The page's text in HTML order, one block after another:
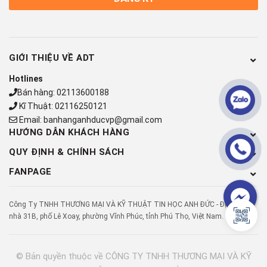
GIỚI THIỆU VỀ ADT
Hotlines
Bán hàng: 02113600188
Kĩ Thuật: 02116250121
Email: banhanganhducvp@gmail.com
HƯỚNG DẪN KHÁCH HÀNG
QUY ĐỊNH & CHÍNH SÁCH
FANPAGE
Công Ty TNHH THƯƠNG MẠI VÀ KỸ THUẬT TIN HỌC ANH ĐỨC - Địa chỉ: Số
nhà 31B, phố Lê Xoay, phường Vĩnh Phúc, tỉnh Phú Thọ, Việt Nam.
© Bản quyền thuộc về CÔNG TY TNHH THƯƠNG MẠI VÀ KỸ